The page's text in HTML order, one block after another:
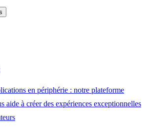
en périphérie : notre plateforme
aide à créer des expériences exceptionnelles